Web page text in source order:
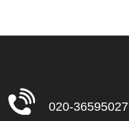
020-36595027